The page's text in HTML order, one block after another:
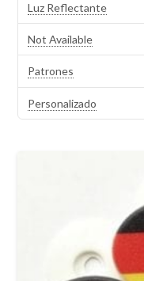
Luz Reflectante
Not Available
Patrones
Personalizado